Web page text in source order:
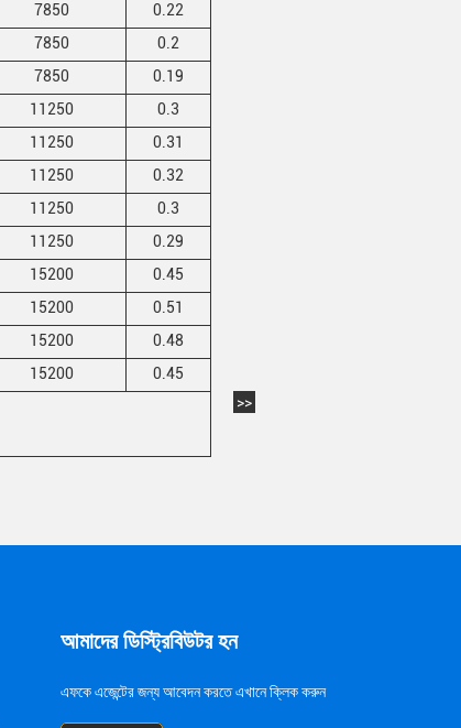
7850
0.22
7850
0.2
7850
0.19
11250
0.3
11250
0.31
11250
0.32
11250
0.3
11250
0.29
15200
0.45
15200
0.51
15200
0.48
15200 0.45
>>
আমাদের ডিস্ট্রিবিউটর হন
এফকে এজেন্টের জন্য আবেদন করতে এখানে ক্লিক করুন